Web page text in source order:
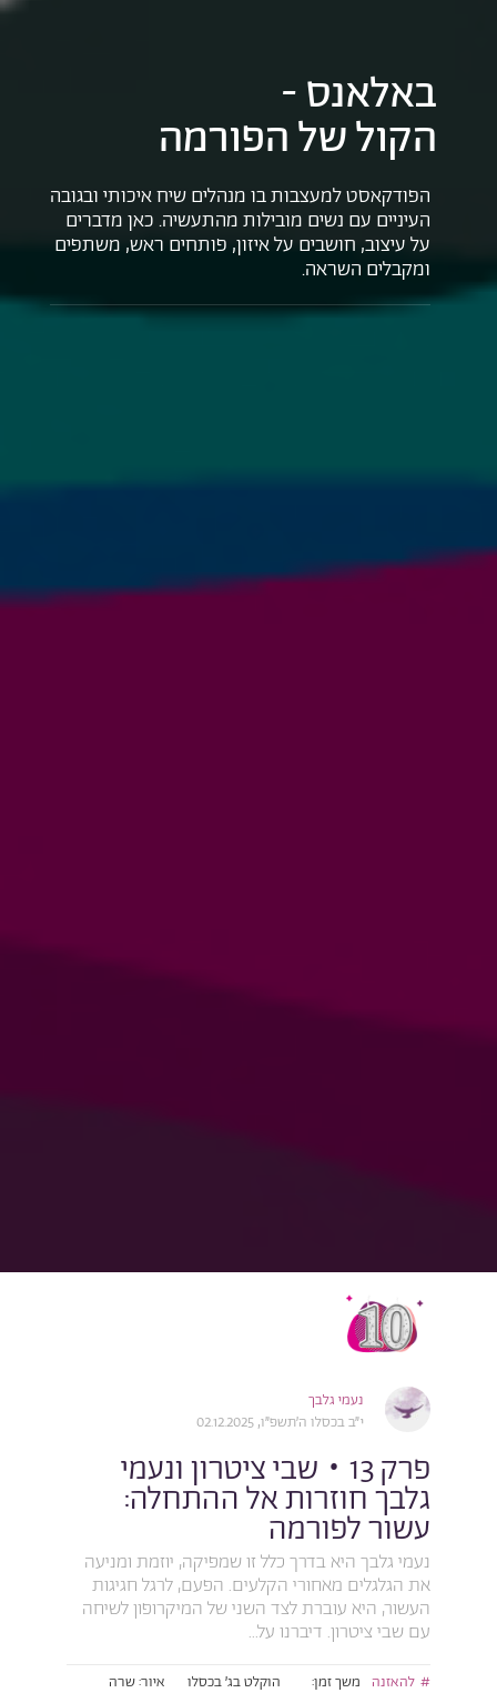
באלאנס -
הקול של הפורמה
הפודקאסט למעצבות בו מנהלים שיח איכותי ובגובה
העיניים עם נשים מובילות מהתעשיה. כאן מדברים
על עיצוב, חושבים על איזון, פותחים ראש, משתפים
ומקבלים השראה.
נעמי גלבך
י״ב בכסלו ה׳תשפ״ו, 02.12.2025
פרק 13 • שבי ציטרון ונעמי
גלבך חוזרות אל ההתחלה:
עשור לפורמה
נעמי גלבך היא בדרך כלל זו שמפיקה, יוזמת ומניעה
את הגלגלים מאחורי הקלעים. הפעם, לרגל חגיגות
העשור, היא עוברת לצד השני של המיקרופון לשיחה
עם שבי ציטרון. דיברנו על...
להאזנה משך זמן:
הוקלט בג׳ בכסלו
איור: שרה